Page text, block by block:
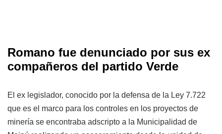
Romano fue denunciado por sus ex
compañeros del partido Verde
El ex legislador, conocido por la defensa de la Ley 7.722
que es el marco para los controles en los proyectos de
minería se encontraba adscripto a la Municipalidad de